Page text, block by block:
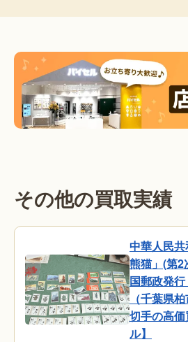
その他の買取実績
中華人民
熊猫」(第2
国郵政発
（千葉県
切手の高
ル】